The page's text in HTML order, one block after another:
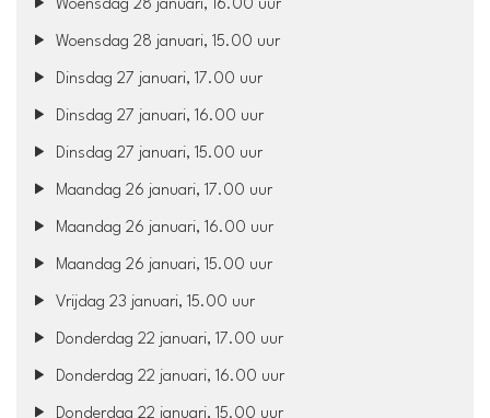
Woensdag 28 januari, 16.00 uur
Woensdag 28 januari, 15.00 uur
Dinsdag 27 januari, 17.00 uur
Dinsdag 27 januari, 16.00 uur
Dinsdag 27 januari, 15.00 uur
Maandag 26 januari, 17.00 uur
Maandag 26 januari, 16.00 uur
Maandag 26 januari, 15.00 uur
Vrijdag 23 januari, 15.00 uur
Donderdag 22 januari, 17.00 uur
Donderdag 22 januari, 16.00 uur
Donderdag 22 januari, 15.00 uur